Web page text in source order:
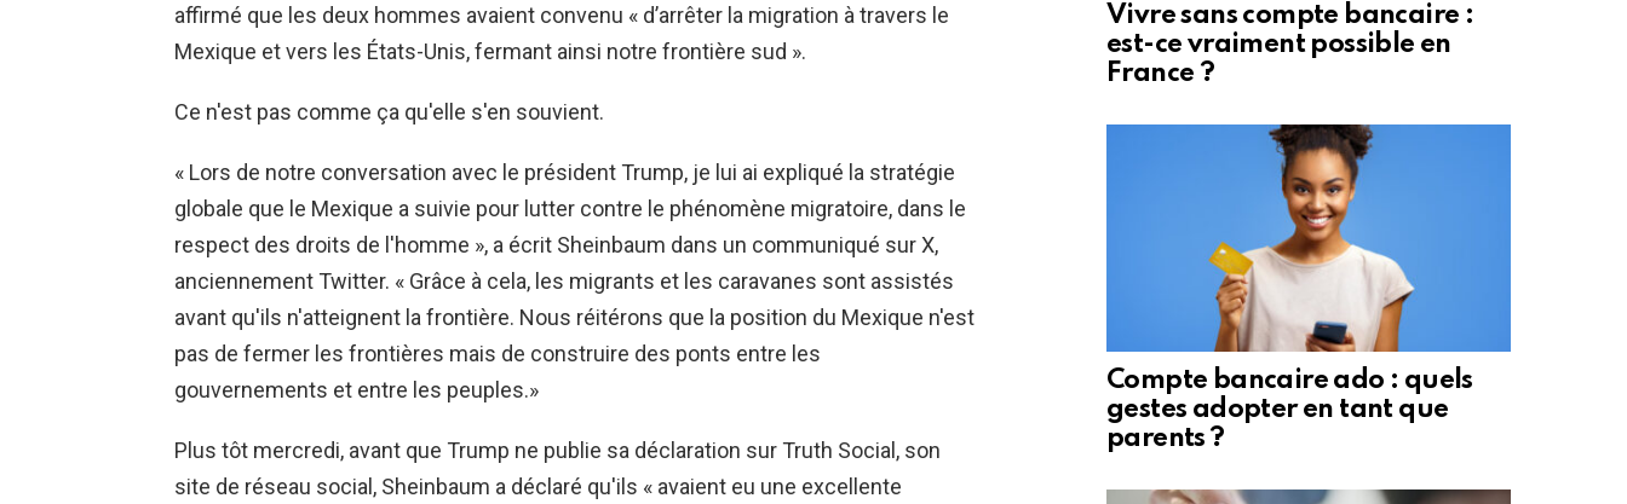
affirmé que les deux hommes avaient convenu « d’arrêter la migration à travers le
Mexique et vers les États-Unis, fermant ainsi notre frontière sud ».
Ce n'est pas comme ça qu'elle s'en souvient.
« Lors de notre conversation avec le président Trump, je lui ai expliqué la stratégie
globale que le Mexique a suivie pour lutter contre le phénomène migratoire, dans le
respect des droits de l'homme », a écrit Sheinbaum dans un communiqué sur X,
anciennement Twitter. « Grâce à cela, les migrants et les caravanes sont assistés
avant qu'ils n'atteignent la frontière. Nous réitérons que la position du Mexique n'est
pas de fermer les frontières mais de construire des ponts entre les
gouvernements et entre les peuples.»
Plus tôt mercredi, avant que Trump ne publie sa déclaration sur Truth Social, son
site de réseau social, Sheinbaum a déclaré qu'ils « avaient eu une excellente
Vivre sans compte bancaire :
est-ce vraiment possible en
France ?
Compte bancaire ado : quels
gestes adopter en tant que
parents ?